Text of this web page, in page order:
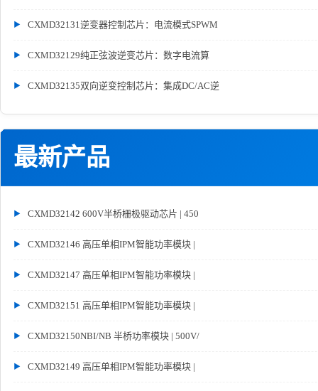
CXMD32131逆变器控制芯片：电流模式SPWM
CXMD32129纯正弦波逆变芯片：数字电流算
CXMD32135双向逆变控制芯片：集成DC/AC逆
最新产品
CXMD32142 600V半桥栅极驱动芯片 | 450
CXMD32146 高压单相IPM智能功率模块 |
CXMD32147 高压单相IPM智能功率模块 |
CXMD32151 高压单相IPM智能功率模块 |
CXMD32150NBI/NB 半桥功率模块 | 500V/
CXMD32149 高压单相IPM智能功率模块 |